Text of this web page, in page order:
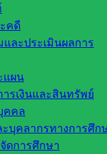
คดี
ละประเมินผลการ
แผน
รเงินและสินทรัพย์
คคล
บุคลากรทางการศึก
ดการศึกษา